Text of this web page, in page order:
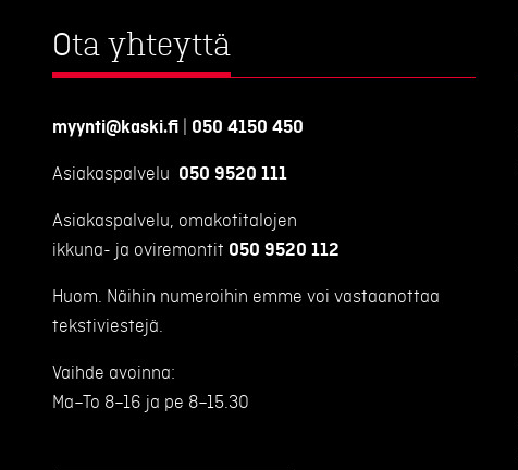
Ota yhteyttä
myynti@kaski.fi 050 4150 450
Asiakaspalvelu 050 9520 111
Asiakaspalvelu, omakotitalojen
ikkuna- ja oviremontit 050 9520 112
Huom. Näihin numeroihin emme voi vastaanottaa
tekstiviestejä.
Vaihde avoinna:
Ma–To 8–16 ja pe 8–15.30